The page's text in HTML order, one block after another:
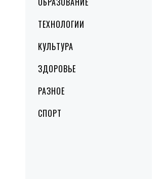
ТЕХНОЛОГИИ
КУЛЬТУРА
ЗДОРОВЬЕ
РАЗНОЕ
СПОРТ